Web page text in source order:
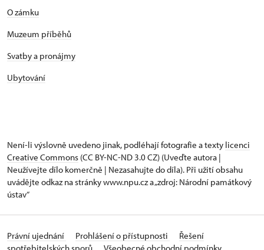
O zámku
Muzeum příběhů
Svatby a pronájmy
Ubytování
Není-li výslovně uvedeno jinak, podléhají fotografie a texty licenci
Creative Commons (CC BY-NC-ND 3.0 CZ) (Uveďte autora |
Neužívejte dílo komerčně | Nezasahujte do díla). Při užití obsahu
uvádějte odkaz na stránky www.npu.cz a „zdroj: Národní památkový
ústav“
Právní ujednání Prohlášení o přístupnosti
Řešení